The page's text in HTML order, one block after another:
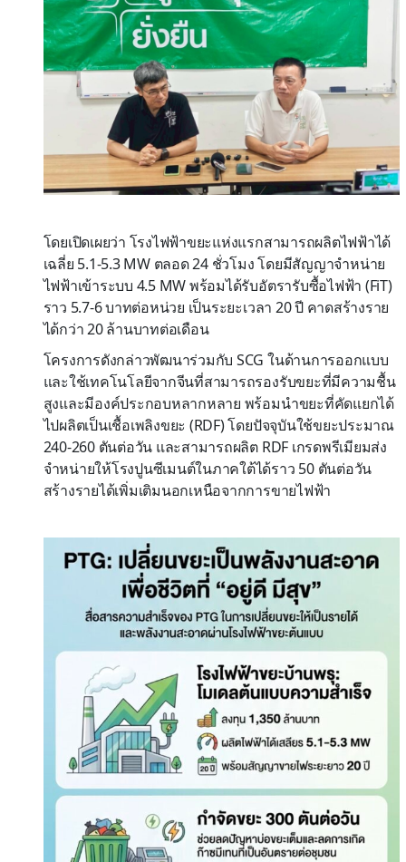
โดยเปิดเผยว่า โรงไฟฟ้าขยะแห่งแรกสามารถผลิตไฟฟ้าได้
เฉลี่ย 5.1-5.3 MW ตลอด 24 ชั่วโมง โดยมีสัญญาจำหน่าย
ไฟฟ้าเข้าระบบ 4.5 MW พร้อมได้รับอัตรารับซื้อไฟฟ้า (FiT)
ราว 5.7-6 บาทต่อหน่วย เป็นระยะเวลา 20 ปี คาดสร้างราย
ได้กว่า 20 ล้านบาทต่อเดือน
โครงการดังกล่าวพัฒนาร่วมกับ SCG ในด้านการออกแบบ
และใช้เทคโนโลยีจากจีนที่สามารถรองรับขยะที่มีความชื้น
สูงและมีองค์ประกอบหลากหลาย พร้อมนำขยะที่คัดแยกได้
ไปผลิตเป็นเชื้อเพลิงขยะ (RDF) โดยปัจจุบันใช้ขยะประมาณ
240-260 ตันต่อวัน และสามารถผลิต RDF เกรดพรีเมียมส่ง
จำหน่ายให้โรงปูนซีเมนต์ในภาคใต้ได้ราว 50 ตันต่อวัน
สร้างรายได้เพิ่มเติมนอกเหนือจากการขายไฟฟ้า